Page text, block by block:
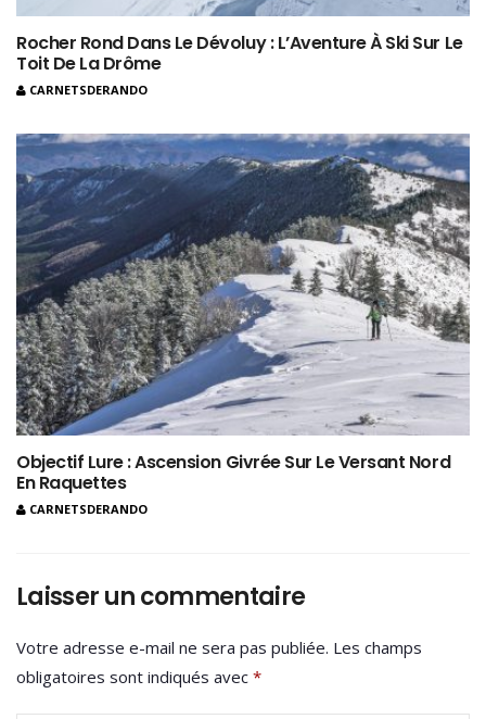
Rocher Rond Dans Le Dévoluy : L’Aventure À Ski Sur Le
Toit De La Drôme
CARNETSDERANDO
Objectif Lure : Ascension Givrée Sur Le Versant Nord
En Raquettes
CARNETSDERANDO
Laisser un commentaire
Votre adresse e-mail ne sera pas publiée. Les champs
obligatoires sont indiqués avec *